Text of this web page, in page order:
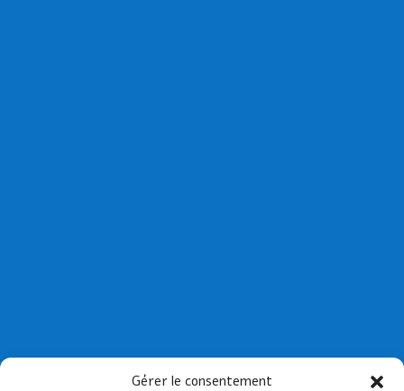
Gérer le consentement
Collège St Joseph de Paimpol